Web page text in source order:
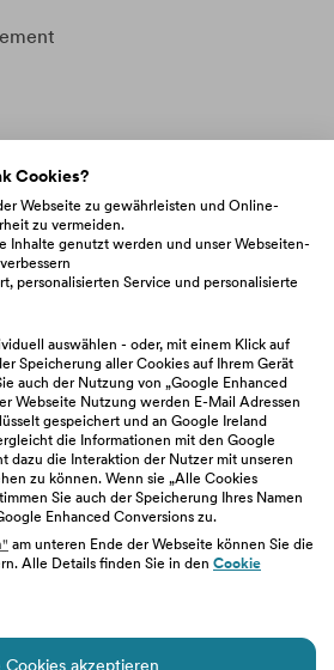
Cookies?
Webseite zu gewährleisten und Online-
zu vermeiden.
Inhalte genutzt werden und unser Webseiten-
personalisierten Service und personalisierte
auswählen - oder, mit einem Klick auf
Speicherung aller Cookies auf Ihrem Gerät
auch der Nutzung von „Google Enhanced
Webseite Nutzung werden E-Mail Adressen
gespeichert und an Google Ireland
die Informationen mit den Google
dazu die Interaktion der Nutzer mit unseren
zu können. Wenn sie „Alle Cookies
Sie auch der Speicherung Ihres Namen
Enhanced Conversions zu.
am unteren Ende der Webseite können Sie die
Alle Details finden Sie in den Cookie
Cookies akzeptieren